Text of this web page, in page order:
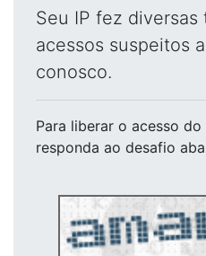
Seu IP fez
acessos suspeitos
conosco.
Para liberar o acesso do
responda ao desafio